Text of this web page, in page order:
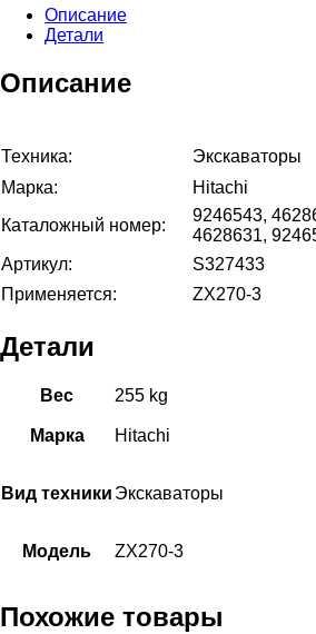
Описание
Детали
Описание
Техника:
Экскаваторы
Марка:
Hitachi
Каталожный номер:
9246543,
4628631,
Артикул:
S327433
Применяется:
ZX270-3
Детали
Вес 255 kg
Марка Hitachi
Вид техники Экскаваторы
Модель ZX270-3
Похожие товары